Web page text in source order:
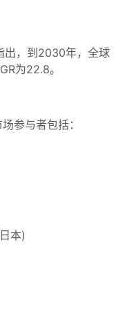
出，到2030年，全球
为22.8。
参与者包括：
本)